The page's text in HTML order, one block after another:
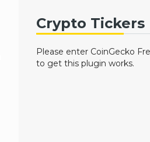
Crypto Tickers
Please enter CoinGecko
to get this plugin works.